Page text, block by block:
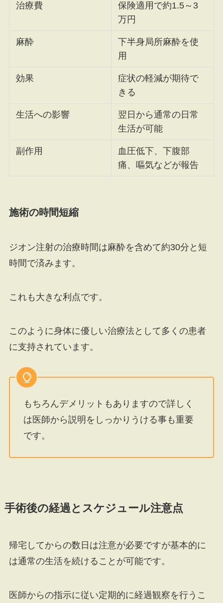
治療費
保険適用で約1.5～3
万円
麻酔
下半身局所麻酔を使
用
効果
症状の軽減が期待で
きる
生活への影響
翌日から通常の日常
生活が可能
副作用
血圧低下、下腹部
痛、嘔気などが報告
施術の時間短縮
ジオン注射の治療時間は麻酔を含めて約30分と短
時間で済みます。
これも大きな利点です。
このように身体に優しい治療法として多くの患者
に支持されています。
もちろんデメリットもありますので詳しく
は医師から説明をしっかりうける事も重要
です。
手術後の経過とスケジュール注意点
帰宅してからの数日は注意が必要ですが基本的に
は通常の生活を続けることが可能です。
医師からの指示に従い定期的に経過観察を行うこ